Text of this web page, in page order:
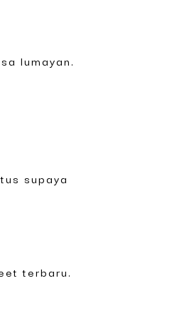
lumayan.
supaya
terbaru.